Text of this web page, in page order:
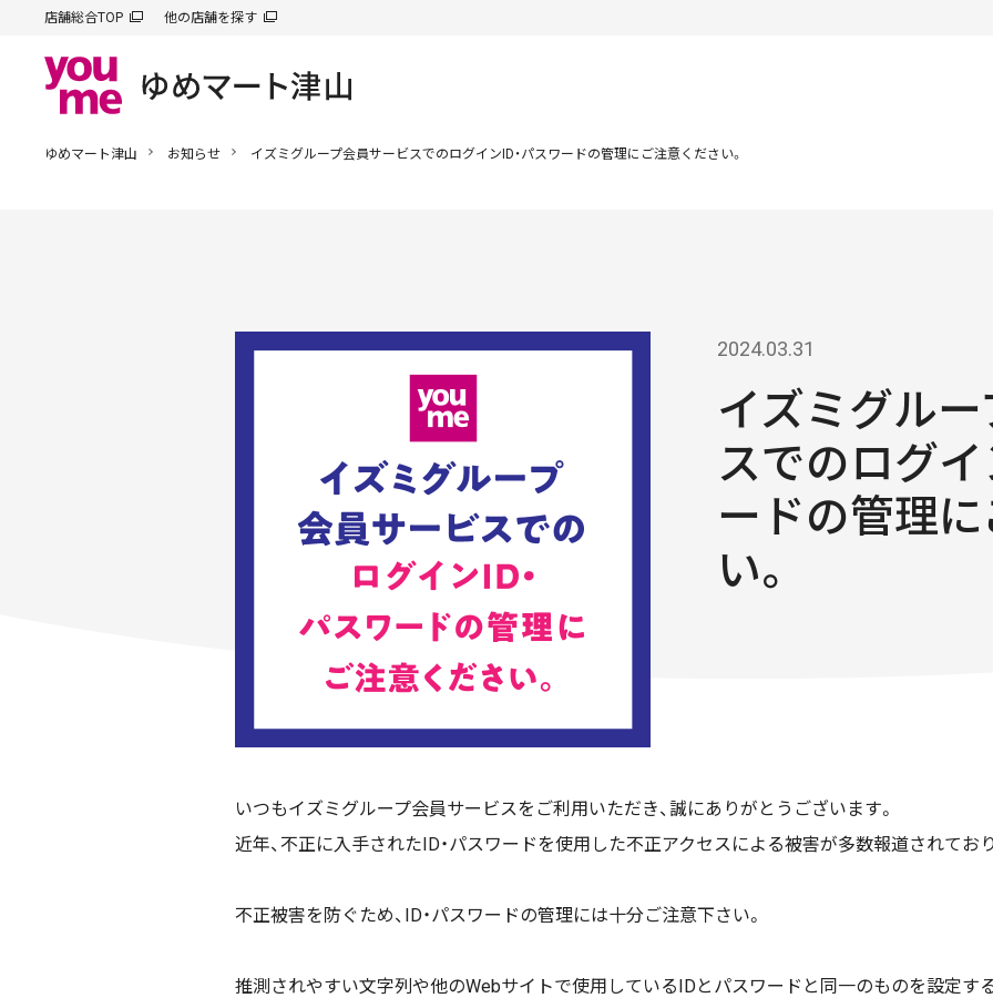
店舗総合TOP 他の店舗を探す
ゆめマート津山 お知らせ イズミグループ会員サービスでのログインID・パスワードの管理にご注意ください。
2024.03.31
イズミグル
スでのログイ
ードの管理
い。
いつもイズミグループ会員サービスをご利用いただき、誠にありがとうございます。
近年、不正に入手されたID・パスワードを使用した不正アクセスによる被害が多数報道されており
不正被害を防ぐため、ID・パスワードの管理には十分ご注意下さい。
推測されやすい文字列や他のWebサイトで使用しているIDとパスワードと同一のものを設定する